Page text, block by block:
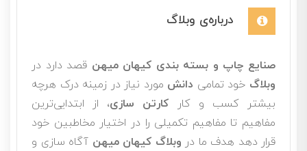
درباره‌ی وبلاگ
صنایع چاپ و بسته بندی کیهان میهن قصد دارد در
وبلاگ خود تمامی دانش مورد نیاز در زمینه درک هرچه
بیشتر کسب و کار کارتن سازی، از ابتدایی‌ترین
مفاهیم تا مفاهیم تکمیلی را در اختیار مخاطبین خود
قرار دهد هدف ما در وبلاگ کیهان میهن آگاه سازی و